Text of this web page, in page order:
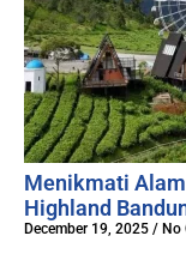
Menikmati
Highland
December 19, 2025 No